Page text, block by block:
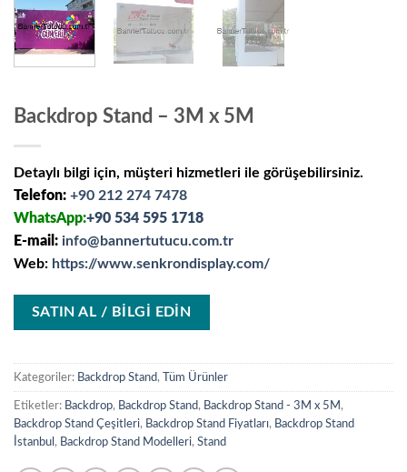
Backdrop Stand – 3M x 5M
Detaylı bilgi için, müşteri hizmetleri ile görüşebilirsiniz.
Telefon: +90 212 274 7478
WhatsApp:+90 534 595 1718
E-mail: info@bannertutucu.com.tr
Web: https://www.senkrondisplay.com/
SATIN AL / BİLGİ EDİN
Kategoriler: Backdrop Stand, Tüm Ürünler
Etiketler: Backdrop, Backdrop Stand, Backdrop Stand - 3M x 5M ,
Backdrop Stand Çeşitleri, Backdrop Stand Fiyatları, Backdrop Stand
İstanbul , Backdrop Stand Modelleri, Stand